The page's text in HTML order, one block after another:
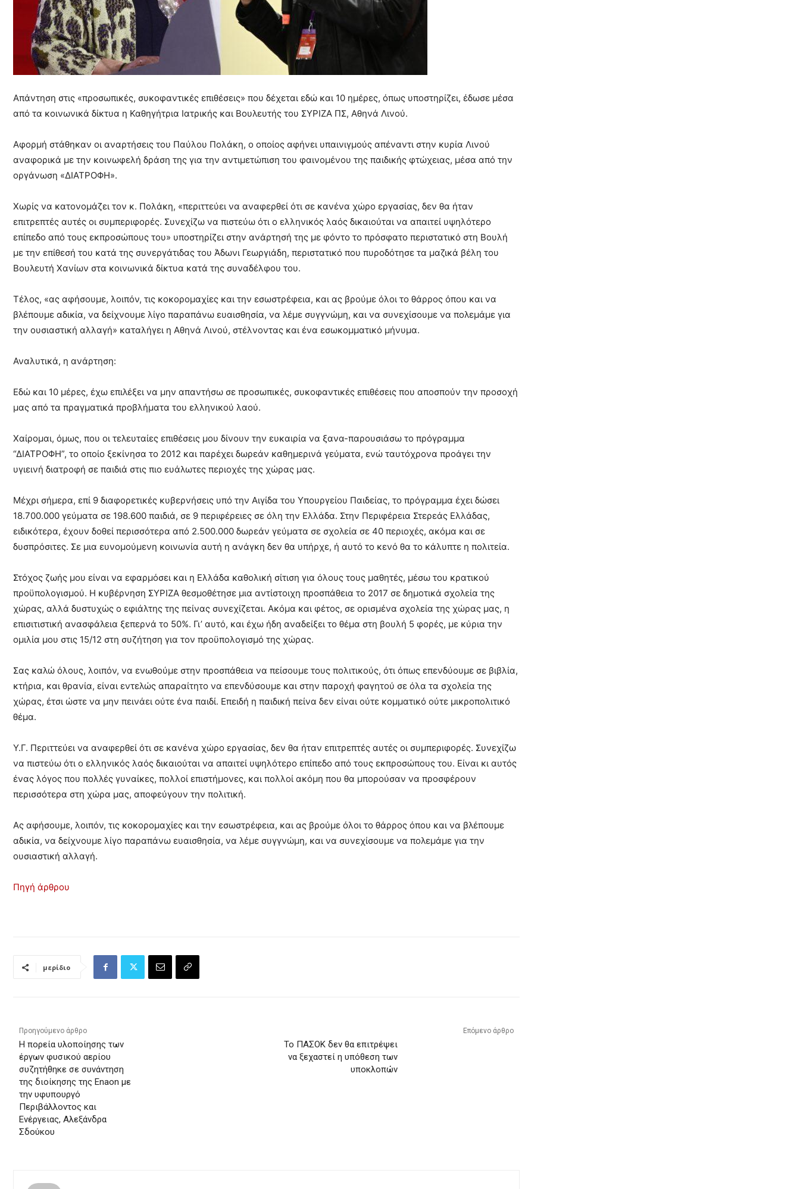
Απάντηση στις «προσωπικές, συκοφαντικές επιθέσεις» που δέχεται εδώ και 10 ημέρες, όπως υποστηρίζει, έδωσε μέσα
από τα κοινωνικά δίκτυα η Καθηγήτρια Ιατρικής και Βουλευτής του ΣΥΡΙΖΑ ΠΣ, Αθηνά Λινού.
Αφορμή στάθηκαν οι αναρτήσεις του Παύλου Πολάκη, ο οποίος αφήνει υπαινιγμούς απέναντι στην κυρία Λινού
αναφορικά με την κοινωφελή δράση της για την αντιμετώπιση του φαινομένου της παιδικής φτώχειας, μέσα από την
οργάνωση «ΔΙΑΤΡΟΦΗ».
Χωρίς να κατονομάζει τον κ. Πολάκη, «περιττεύει να αναφερθεί ότι σε κανένα χώρο εργασίας, δεν θα ήταν
επιτρεπτές αυτές οι συμπεριφορές. Συνεχίζω να πιστεύω ότι ο ελληνικός λαός δικαιούται να απαιτεί υψηλότερο
επίπεδο από τους εκπροσώπους του» υποστηρίζει στην ανάρτησή της με φόντο το πρόσφατο περιστατικό στη Βουλή
με την επίθεσή του κατά της συνεργάτιδας του Άδωνι Γεωργιάδη, περιστατικό που πυροδότησε τα μαζικά βέλη του
Βουλευτή Χανίων στα κοινωνικά δίκτυα κατά της συναδέλφου του.
Τέλος, «ας αφήσουμε, λοιπόν, τις κοκορομαχίες και την εσωστρέφεια, και ας βρούμε όλοι το θάρρος όπου και να
βλέπουμε αδικία, να δείχνουμε λίγο παραπάνω ευαισθησία, να λέμε συγγνώμη, και να συνεχίσουμε να πολεμάμε για
την ουσιαστική αλλαγή» καταλήγει η Αθηνά Λινού, στέλνοντας και ένα εσωκομματικό μήνυμα.
Αναλυτικά, η ανάρτηση:
Εδώ και 10 μέρες, έχω επιλέξει να μην απαντήσω σε προσωπικές, συκοφαντικές επιθέσεις που αποσπούν την προσοχή
μας από τα πραγματικά προβλήματα του ελληνικού λαού.
Χαίρομαι, όμως, που οι τελευταίες επιθέσεις μου δίνουν την ευκαιρία να ξανα-παρουσιάσω το πρόγραμμα
“ΔΙΑΤΡΟΦΗ”, το οποίο ξεκίνησα το 2012 και παρέχει δωρεάν καθημερινά γεύματα, ενώ ταυτόχρονα προάγει την
υγιεινή διατροφή σε παιδιά στις πιο ευάλωτες περιοχές της χώρας μας.
Μέχρι σήμερα, επί 9 διαφορετικές κυβερνήσεις υπό την Αιγίδα του Υπουργείου Παιδείας, το πρόγραμμα έχει δώσει
18.700.000 γεύματα σε 198.600 παιδιά, σε 9 περιφέρειες σε όλη την Ελλάδα. Στην Περιφέρεια Στερεάς Ελλάδας,
ειδικότερα, έχουν δοθεί περισσότερα από 2.500.000 δωρεάν γεύματα σε σχολεία σε 40 περιοχές, ακόμα και σε
δυσπρόσιτες. Σε μια ευνομούμενη κοινωνία αυτή η ανάγκη δεν θα υπήρχε, ή αυτό το κενό θα το κάλυπτε η πολιτεία.
Στόχος ζωής μου είναι να εφαρμόσει και η Ελλάδα καθολική σίτιση για όλους τους μαθητές, μέσω του κρατικού
προϋπολογισμού. Η κυβέρνηση ΣΥΡΙΖΑ θεσμοθέτησε μια αντίστοιχη προσπάθεια το 2017 σε δημοτικά σχολεία της
χώρας, αλλά δυστυχώς ο εφιάλτης της πείνας συνεχίζεται. Ακόμα και φέτος, σε ορισμένα σχολεία της χώρας μας, η
επισιτιστική ανασφάλεια ξεπερνά το 50%. Γι’ αυτό, και έχω ήδη αναδείξει το θέμα στη βουλή 5 φορές, με κύρια την
ομιλία μου στις 15/12 στη συζήτηση για τον προϋπολογισμό της χώρας.
Σας καλώ όλους, λοιπόν, να ενωθούμε στην προσπάθεια να πείσουμε τους πολιτικούς, ότι όπως επενδύουμε σε βιβλία,
κτήρια, και θρανία, είναι εντελώς απαραίτητο να επενδύσουμε και στην παροχή φαγητού σε όλα τα σχολεία της
χώρας, έτσι ώστε να μην πεινάει ούτε ένα παιδί. Επειδή η παιδική πείνα δεν είναι ούτε κομματικό ούτε μικροπολιτικό
θέμα.
Υ.Γ. Περιττεύει να αναφερθεί ότι σε κανένα χώρο εργασίας, δεν θα ήταν επιτρεπτές αυτές οι συμπεριφορές. Συνεχίζω
να πιστεύω ότι ο ελληνικός λαός δικαιούται να απαιτεί υψηλότερο επίπεδο από τους εκπροσώπους του. Είναι κι αυτός
ένας λόγος που πολλές γυναίκες, πολλοί επιστήμονες, και πολλοί ακόμη που θα μπορούσαν να προσφέρουν
περισσότερα στη χώρα μας, αποφεύγουν την πολιτική.
Ας αφήσουμε, λοιπόν, τις κοκορομαχίες και την εσωστρέφεια, και ας βρούμε όλοι το θάρρος όπου και να βλέπουμε
αδικία, να δείχνουμε λίγο παραπάνω ευαισθησία, να λέμε συγγνώμη, και να συνεχίσουμε να πολεμάμε για την
ουσιαστική αλλαγή.
Πηγή άρθρου
μερίδιο
Προηγούμενο άρθρο
H πορεία υλοποίησης των
έργων φυσικού αερίου
συζητήθηκε σε συνάντηση
της διοίκησης της Enaon με
την υφυπουργό
Περιβάλλοντος και
Ενέργειας, Αλεξάνδρα
Σδούκου
Επόμενο άρθρο
Το ΠΑΣΟΚ δεν θα επιτρέψει
να ξεχαστεί η υπόθεση των
υποκλοπών